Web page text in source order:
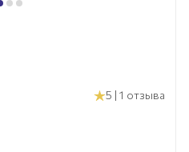
5 | 1 отзыва